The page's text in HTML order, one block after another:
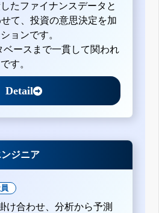
たファイナンスデータと
て、投資の意思決定を加
ョンです。
ベースまで一貫して関われ
す。
Detail
ジニア
け合わせ、分析から予測